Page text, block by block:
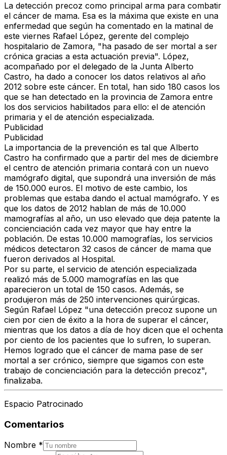
La detección precoz como principal arma para combatir
el cáncer de mama. Esa es la máxima que existe en una
enfermedad que según ha comentado en la matinal de
este viernes Rafael López, gerente del complejo
hospitalario de Zamora, "ha pasado de ser mortal a ser
crónica gracias a esta actuación previa". López,
acompañado por el delegado de la Junta Alberto
Castro, ha dado a conocer los datos relativos al año
2012 sobre este cáncer. En total, han sido 180 casos los
que se han detectado en la provincia de Zamora entre
los dos servicios habilitados para ello: el de atención
primaria y el de atención especializada.
Publicidad
Publicidad
La importancia de la prevención es tal que Alberto
Castro ha confirmado que a partir del mes de diciembre
el centro de atención primaria contará con un nuevo
mamógrafo digital, que supondrá una inversión de más
de 150.000 euros. El motivo de este cambio, los
problemas que estaba dando el actual mamógrafo. Y es
que los datos de 2012 hablan de más de 10.000
mamografías al año, un uso elevado que deja patente la
concienciación cada vez mayor que hay entre la
población. De estas 10.000 mamografías, los servicios
médicos detectaron 32 casos de cáncer de mama que
fueron derivados al Hospital.
Por su parte, el servicio de atención especializada
realizó más de 5.000 mamografías en las que
aparecieron un total de 150 casos. Además, se
produjeron más de 250 intervenciones quirúrgicas.
Según Rafael López "una detección precoz supone un
cien por cien de éxito a la hora de superar el cáncer,
mientras que los datos a día de hoy dicen que el ochenta
por ciento de los pacientes que lo sufren, lo superan.
Hemos logrado que el cáncer de mama pase de ser
mortal a ser crónico, siempre que sigamos con este
trabajo de concienciación para la detección precoz",
finalizaba.
Espacio Patrocinado
Comentarios
Nombre *